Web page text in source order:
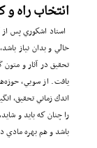
انتخاب راه و
استاد اشكوري پس
خالي و بدان نياز
تحقيق در آثار و
يافت. از سويي،
اندك زماني تحقيق،
را چنان كه بايد و
باشد و هم بهره‌ مادي